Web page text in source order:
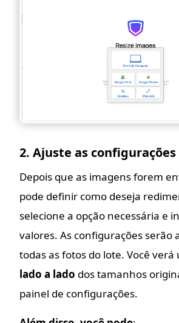
2. Ajuste as configurações
Depois que as imagens forem
pode definir como deseja
selecione a opção necessária e
valores. As configurações serão
todas as fotos do lote. Você verá
lado a lado dos tamanhos
painel de configurações.